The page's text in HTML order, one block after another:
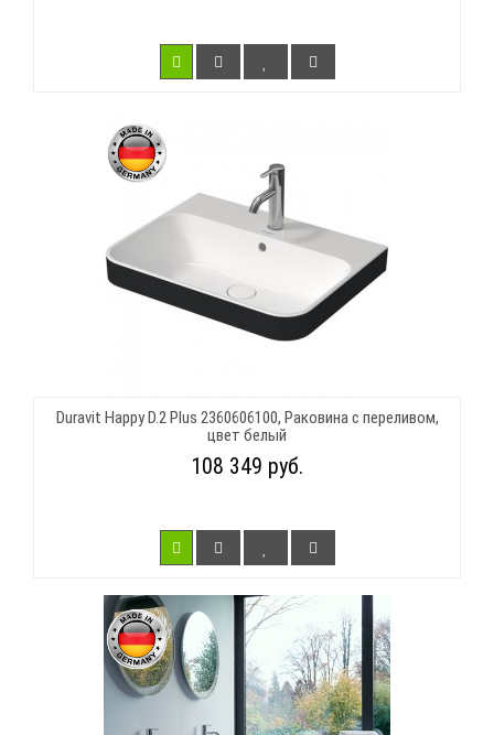
Duravit Happy D.2 Plus 2360606100, Раковина с переливом,
цвет белый
108 349 руб.